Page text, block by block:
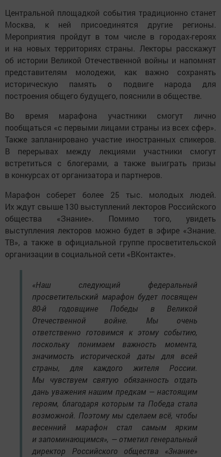
Центральной площадкой события традиционно станет
Москва, к ней присоединятся другие регионы.
Мероприятия пройдут в том числе в городах-героях
и на новых территориях страны. Лекторы расскажут
об истории Великой Отечественной войны и напомнят
представителям молодежи, как важно сохранять
историческую память о подвиге народа для
построения общего будущего, пояснили в обществе.
Во время марафона участники смогут лично
пообщаться «с первыми лицами страны из всех сфер».
Также запланировано участие иностранных спикеров.
В перерывах между лекциями участники смогут
встретиться с блогерами, а также выиграть призы
в конкурсах от организатора и партнеров.
Марафон соберет более 25 тыс. молодых людей.
Их ждут свыше 130 выступлений лекторов Российского
общества «Знание». Помимо того, увидеть
выступления лекторов можно будет в эфире «Знание.
ТВ», а также в официальной группе просветительской
организации в социальной сети «ВКонтакте».
«Наш следующий федеральный
просветительский марафон будет посвящен
80-й годовщине Победы в Великой
Отечественной войне. Мы очень
ответственно готовимся к этому событию,
поскольку понимаем важность момента,
значимость исторической даты для всей
страны, для каждого жителя России.
Мы чувствуем святую обязанность отдать
дань уважения нашим предкам — настоящим
героям, благодаря которым та Победа стала
возможной. Поэтому мы сделаем всё, чтобы
весенний марафон стал самым ярким
и запоминающимся», — отметил генеральный
директор Российского общества «Знание»